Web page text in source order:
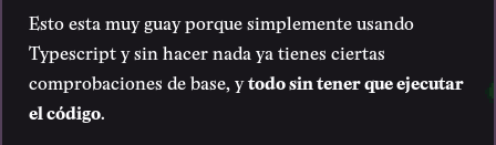
Esto esta muy guay porque simplemente usando
Typescript y sin hacer nada ya tienes ciertas
comprobaciones de base, ytodo sin tener que ejecutar
el código.